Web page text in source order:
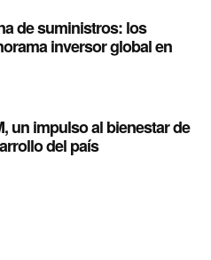
de suministros: los
inversor global en
un impulso al bienestar de
del país